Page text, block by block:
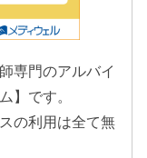
専門のアルバイ
】です。
の利用は全て無